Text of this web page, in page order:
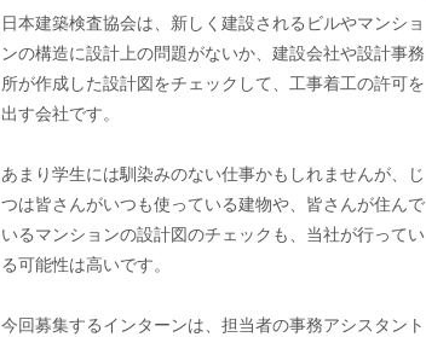
日本建築検査協会は、新しく建設されるビルやマンショ
ンの構造に設計上の問題がないか、建設会社や設計事務
所が作成した設計図をチェックして、工事着工の許可を
出す会社です。
あまり学生には馴染みのない仕事かもしれませんが、じ
つは皆さんがいつも使っている建物や、皆さんが住んで
いるマンションの設計図のチェックも、当社が行ってい
る可能性は高いです。
今回募集するインターンは、担当者の事務アシスタント